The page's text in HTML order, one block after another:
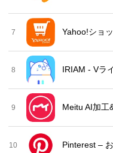
7 Yahoo!ショ
8 IRIAM - Vラ
9 Meitu AI加工
10 Pinterest –